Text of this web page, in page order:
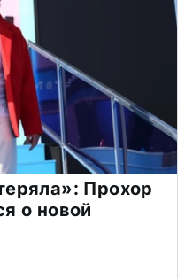
Прохор
о новой